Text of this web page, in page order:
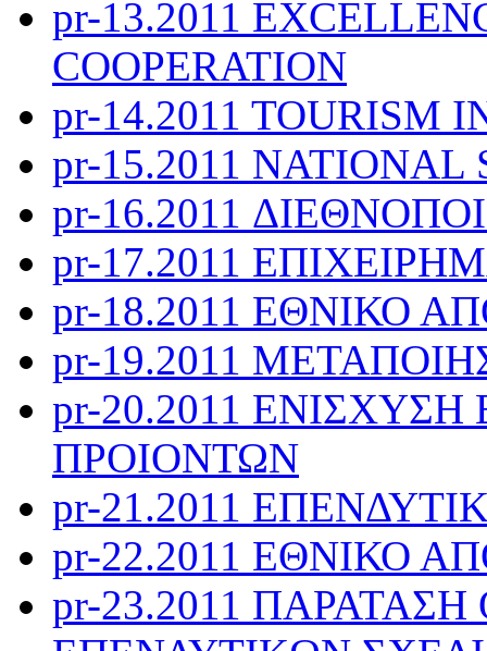
pr-13.2011
COOPERATION
pr-14.2011 TOURISM
pr-15.2011 NATIONAL
pr-16.2011
pr-17.2011
pr-18.2011 ΕΘΝΙΚΟ
pr-19.2011
pr-20.2011
ΠΡΟΙΟΝΤΩΝ
pr-21.2011
pr-22.2011 ΕΘΝΙΚΟ
pr-23.2011